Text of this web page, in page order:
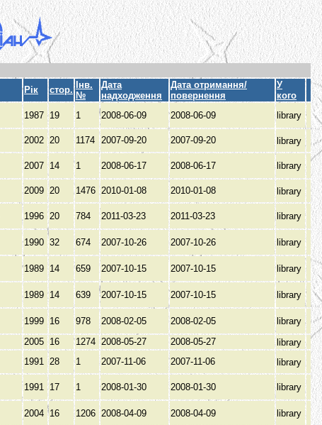
Рік стор.
Інв.
№
Дата
надходження
Дата отримання/
повернення
У
кого
1987 19 1 2008-06-09 2008-06-09 library
2002 20 1174 2007-09-20 2007-09-20 library
2007 14 1 2008-06-17 2008-06-17 library
2009 20 1476 2010-01-08 2010-01-08 library
1996 20 784 2011-03-23 2011-03-23 library
1990 32 674 2007-10-26 2007-10-26 library
1989 14 659 2007-10-15 2007-10-15 library
1989 14 639 2007-10-15 2007-10-15 library
1999 16 978 2008-02-05 2008-02-05
library
2005 16 1274 2008-05-27 2008-05-27
library
1991 28 1 2007-11-06 2007-11-06 library
1991 17 1 2008-01-30 2008-01-30 library
2004 16 1206 2008-04-09 2008-04-09
library